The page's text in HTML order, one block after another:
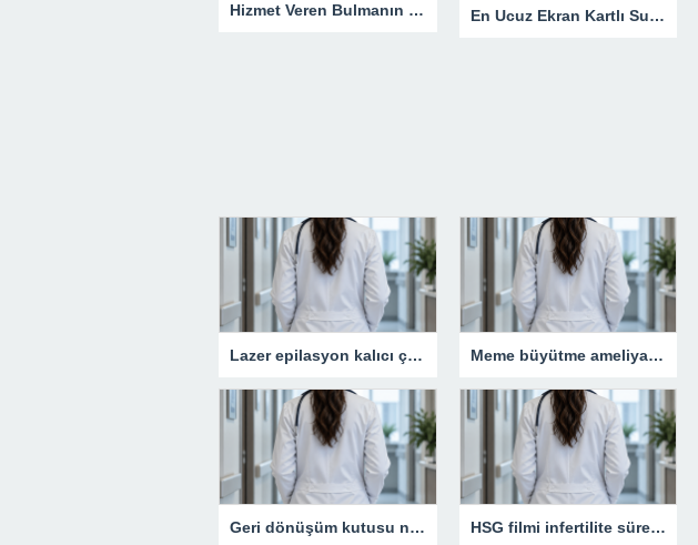
Hizmet Veren Bulmanın Kolay Yolu: Tesisatçı ve Elektrikçi Ararken Nelere Dikkat Edilmeli? En Ucuz Ekran Kartlı Sunucu Avantajları
Lazer epilasyon kalıcı çözüm sunar mı? Meme büyütme ameliyatı kimler için uygun bir işlemdir?
Geri dönüşüm kutusu neden günlük yaşamın vazgeçilmezidir? HSG filmi infertilite sürecinde neden kritik bir rol oynar?